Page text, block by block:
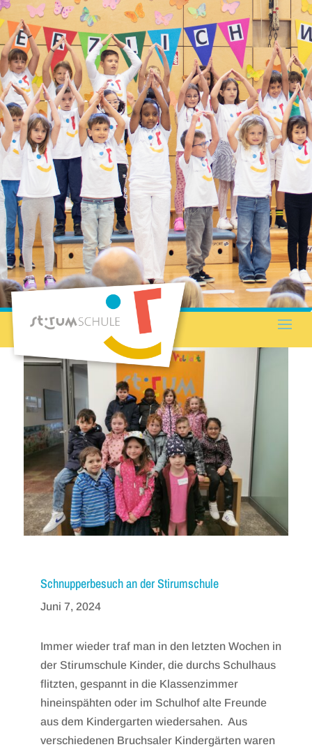
Schnupperbesuch an der Stirumschule
Juni 7, 2024
Immer wieder traf man in den letzten Wochen in
der Stirumschule Kinder, die durchs Schulhaus
flitzten, gespannt in die Klassenzimmer
hineinspähten oder im Schulhof alte Freunde
aus dem Kindergarten wiedersahen. Aus
verschiedenen Bruchsaler Kindergärten waren